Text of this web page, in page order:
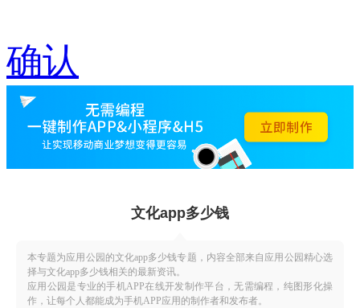
确认
文化app多少钱
本专题为应用公园的文化app多少钱专题，内容全部来自应用公园精心选
择与文化app多少钱相关的最新资讯。
应用公园是专业的手机APP在线开发制作平台，无需编程，纯图形化操
作，让每个人都能成为手机APP应用的制作者和发布者。